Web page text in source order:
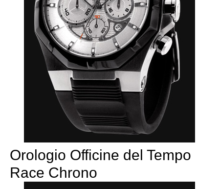
Orologio Officine del Tempo
Race Chrono